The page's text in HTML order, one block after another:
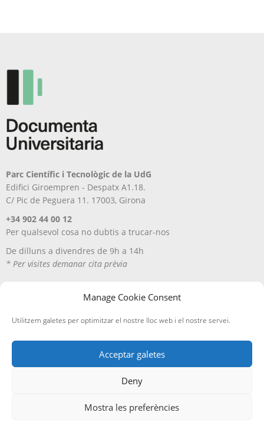
Manage Cookie Consent
Utilitzem galetes per optimitzar el nostre lloc web i el nostre servei.
Acceptar galetes
Deny
Mostra les preferències
Parc Científic i Tecnològic de la UdG
Edifici Giroempren - Despatx A1.18.
C/ Pic de Peguera 11. 17003, Girona
+34 902 44 00 12
Per qualsevol cosa no dubtis a trucar-nos
De dilluns a divendres de 9h a 14h
* Per visites demanar cita prèvia
Política de privacitat Política de cookies